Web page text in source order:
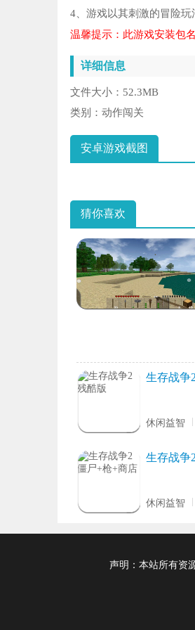
4、游戏以其刺激的冒险玩
温馨提示：此游戏安装包
详细信息
文件大小： 52.3MB
类别： 动作闯关
安卓游戏截图
猜你喜欢
生存战争
休闲益智
生存战争
休闲益智
声明：本站所有资